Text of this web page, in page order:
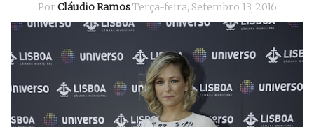
Por Cláudio RamosTerça-feira, Setembro 13, 2016